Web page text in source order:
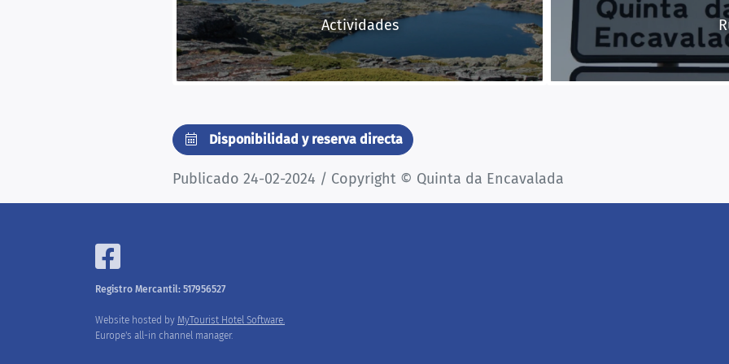
Actividades
Disponibilidad y reserva directa
Publicado 24-02-2024 / Copyright © Quinta da Encavalada
Registro Mercantil: 517956527
Website hosted by MyTourist Hotel Software.
Europe's all-in channel manager.